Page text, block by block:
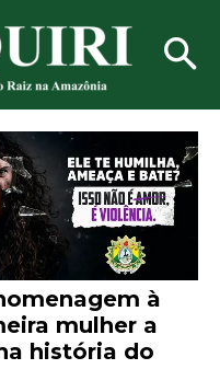
à
mulher a
história do